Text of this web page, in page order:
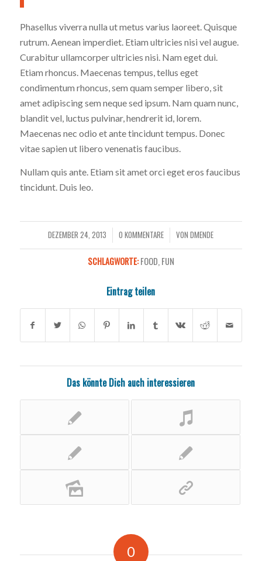
Phasellus viverra nulla ut metus varius laoreet. Quisque
rutrum. Aenean imperdiet. Etiam ultricies nisi vel augue.
Curabitur ullamcorper ultricies nisi. Nam eget dui.
Etiam rhoncus. Maecenas tempus, tellus eget
condimentum rhoncus, sem quam semper libero, sit
amet adipiscing sem neque sed ipsum. Nam quam nunc,
blandit vel, luctus pulvinar, hendrerit id, lorem.
Maecenas nec odio et ante tincidunt tempus. Donec
vitae sapien ut libero venenatis faucibus.
Nullam quis ante. Etiam sit amet orci eget eros faucibus
tincidunt. Duis leo.
DEZEMBER 24, 2013
/ 0 KOMMENTARE
/ VONDMENDE
SCHLAGWORTE:FOOD,FUN
Eintrag teilen
Das könnte Dich auch interessieren
0